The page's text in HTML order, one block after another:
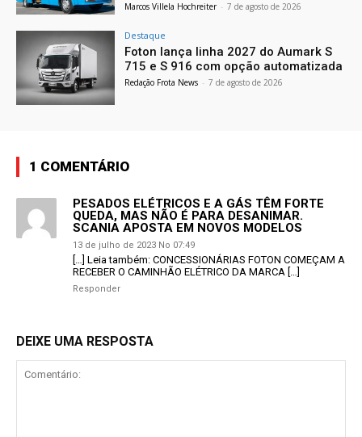
Marcos Villela Hochreiter - 7 de agosto de 2026
Destaque
Foton lança linha 2027 do Aumark S
715 e S 916 com opção automatizada
Redação Frota News - 7 de agosto de 2026
1 COMENTÁRIO
PESADOS ELÉTRICOS E A GÁS TÊM FORTE
QUEDA, MAS NÃO É PARA DESANIMAR.
SCANIA APOSTA EM NOVOS MODELOS
13 de julho de 2023 No 07:49
[…] Leia também: CONCESSIONÁRIAS FOTON COMEÇAM A
RECEBER O CAMINHÃO ELÉTRICO DA MARCA […]
Responder
DEIXE UMA RESPOSTA